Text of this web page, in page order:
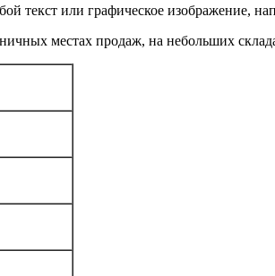
текст или графическое изображение,
местах продаж, на небольших